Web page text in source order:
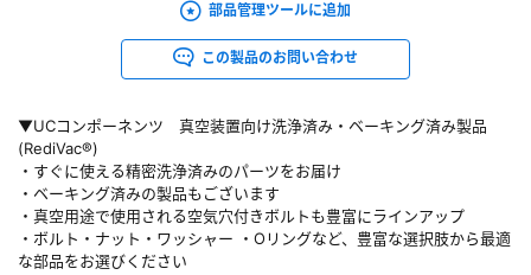
▼UCコンポーネンツ 真空装置向け洗浄済み・ベーキング済み製品
(RediVac®)
・すぐに使える精密洗浄済みのパーツをお届け
・ベーキング済みの製品もございます
・真空用途で使用される空気穴付きボルトも豊富にラインアップ
・ボルト・ナット・ワッシャー ・Oリングなど、豊富な選択肢から最適
な部品をお選びください
部品管理ツールに追加
この製品のお問い合わせ
※パスワードをお忘れの方は、
※メールアドレスを忘れた方は、 お問い合わせページ よりお問い合わせくださ